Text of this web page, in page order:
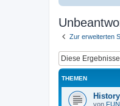
Zur erweiterten
THEMEN
von